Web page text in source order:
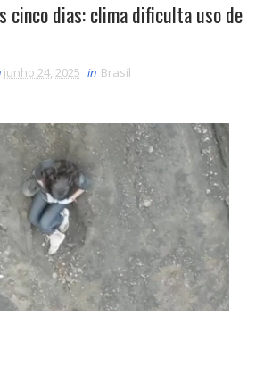
cinco dias: clima dificulta uso de
junho 24, 2025 in Brasil